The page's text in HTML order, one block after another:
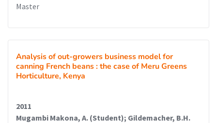
Master
Analysis of out-growers business model for
canning French beans : the case of Meru Greens
Horticulture, Kenya
2011
Mugambi Makona, A. (Student); Gildemacher, B.H.